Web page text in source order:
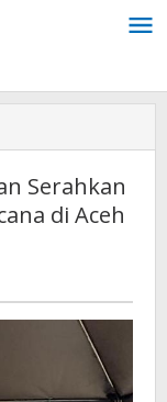
Serahkan
di Aceh